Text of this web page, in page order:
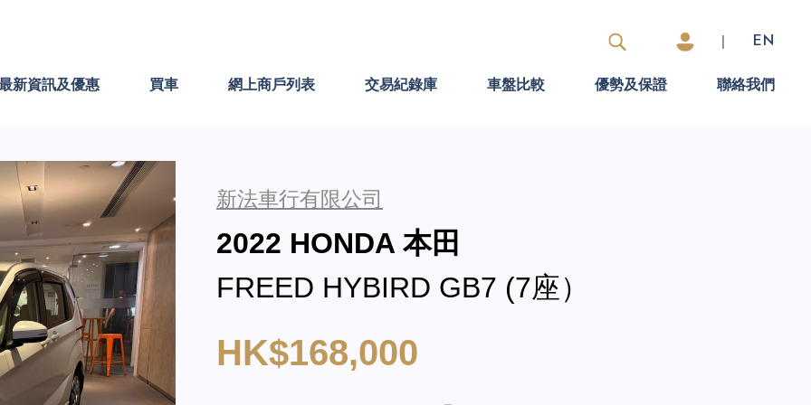
EN
新資訊及優惠 買車 網上商戶列表 交易紀錄庫 車盤比較 優勢及保證 聯絡我們
新法車行有限公司
2022 HONDA 本田
FREED HYBIRD GB7 (7座）
HK$168,000